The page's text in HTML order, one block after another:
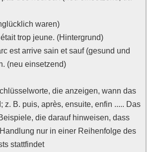
waren)
trop jeune. (Hintergrund)
est arrive sain et sauf (gesund und
(neu einsetzend)
die anzeigen, wann das
z. B. puis, après, ensuite, enfin ..... Das
die darauf hinweisen, dass
nur in einer Reihenfolge des
stattfindet